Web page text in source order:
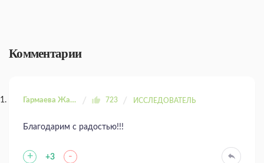
Комментарии
Гармаева Жаргала 723 ИССЛЕДОВАТЕЛЬ
Благодарим с радостью!!!
+ +3 -